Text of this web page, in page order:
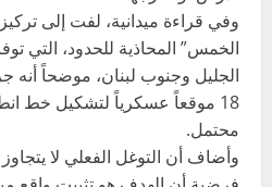
وفي قراءة ميدانية، لفت إلى
الخمس” المحاذية للحدود، التي
الجليل وجنوب لبنان، موضحاً أنه
18 موقعاً عسكرياً لتشكيل خط
محتمل.